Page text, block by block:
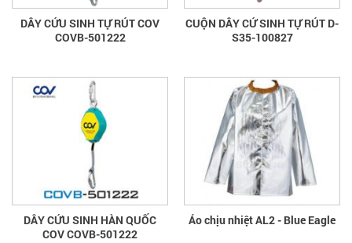
DÂY CỨU SINH TỰ RÚT COV
COVB-501222
CUỘN DÂY CỨ SINH TỰ RÚT D-
S35-100827
DÂY CỨU SINH HÀN QUỐC
COV COVB-501222
Áo chịu nhiệt AL2 - Blue Eagle